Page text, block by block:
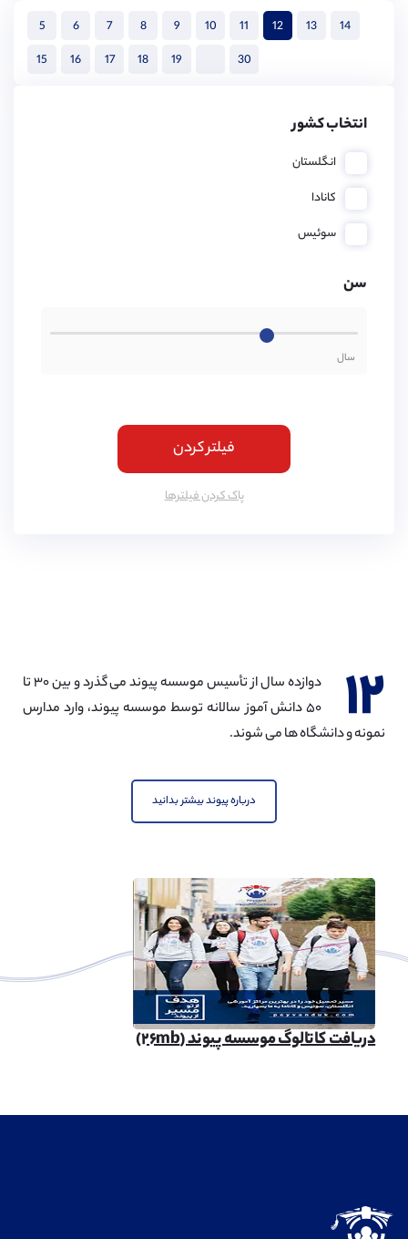
5 6 7 8 9 10 11 12 13
14
15
16 17 18 19 30
انتخاب کشور
انگلستان
کانادا
سوئیس
سن
فیلتر کردن
پاک کردن فیلتر‌ها
۱۲
دوازده سال از تأسیس موسسه پیوند می گذرد و بین ۳۰ تا
۵۰ دانش آموز سالانه توسط موسسه پیوند، وارد مدارس
نمونه و دانشگاه ها می شوند.
درباره پیوند بیشتر بدانید
دریافت کاتالوگ موسسه پیوند (۲۶mb)